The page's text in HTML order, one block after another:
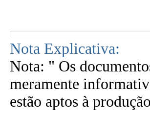
Nota Explicativa:
Nota: " Os
meramente
estão aptos à